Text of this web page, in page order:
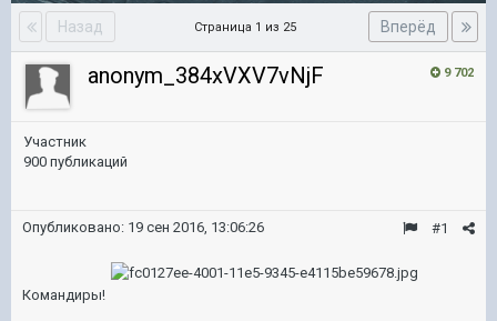
Назад Вперёд
Страница 1 из 25
9 702
anonym_384xVXV7vNjF
Участник
900 публикаций
#1
Опубликовано: 19 сен 2016, 13:06:26
Командиры!